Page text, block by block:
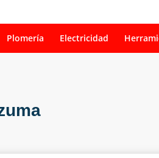
Plomería Electricidad